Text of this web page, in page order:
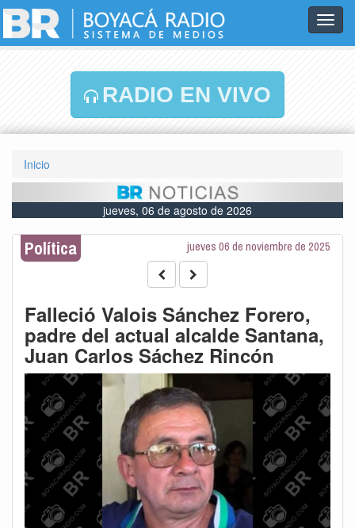
RADIO EN VIVO
Inicio
jueves, 06 de agosto de 2026
Política jueves 06 de noviembre de 2025
Falleció Valois Sánchez Forero,
padre del actual alcalde Santana,
Juan Carlos Sáchez Rincón